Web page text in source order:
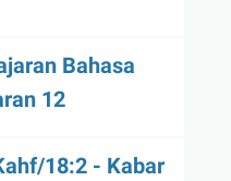
Bahasa
12
18:2 - Kabar